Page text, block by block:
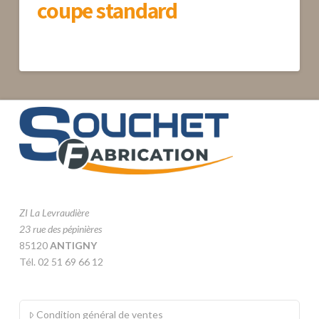
coupe standard
ZI La Levraudière
23 rue des pépinières
85120ANTIGNY
Tél. 02 51 69 66 12
Condition général de ventes